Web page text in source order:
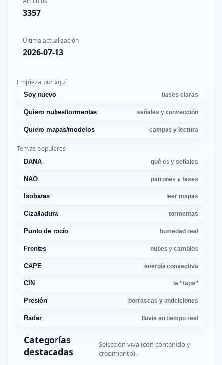
3357
Última actualización
2026-07-13
Empieza por aquí
Soy nuevo bases claras
Quiero nubes/tormentas señales y convección
Quiero mapas/modelos campos y lectura
Temas populares
DANA qué es y señales
NAO patrones y fases
Isobaras leer mapas
Cizalladura tormentas
Punto de rocío humedad real
Frentes nubes y cambios
CAPE energía convectiva
CIN la “tapa”
Presión borrascas y anticiclones
Radar lluvia en tiempo real
Categorías
destacadas
Selección viva (con contenido y
crecimiento).